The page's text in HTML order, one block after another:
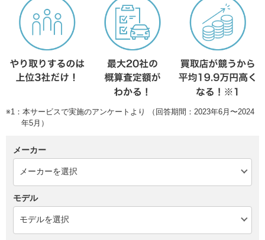
※1：本サービスで実施のアンケートより （回答期間：2023年6月〜2024
年5月）
メーカー
モデル